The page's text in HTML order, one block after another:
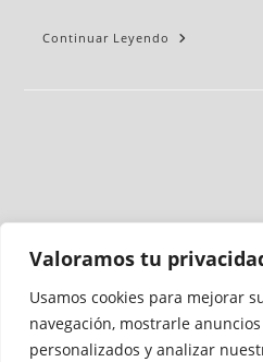
Valoramos tu
Usamos cookies para mejorar
navegación, mostrarle
personalizados y analizar
Continuar Leyendo
Medio auditado por